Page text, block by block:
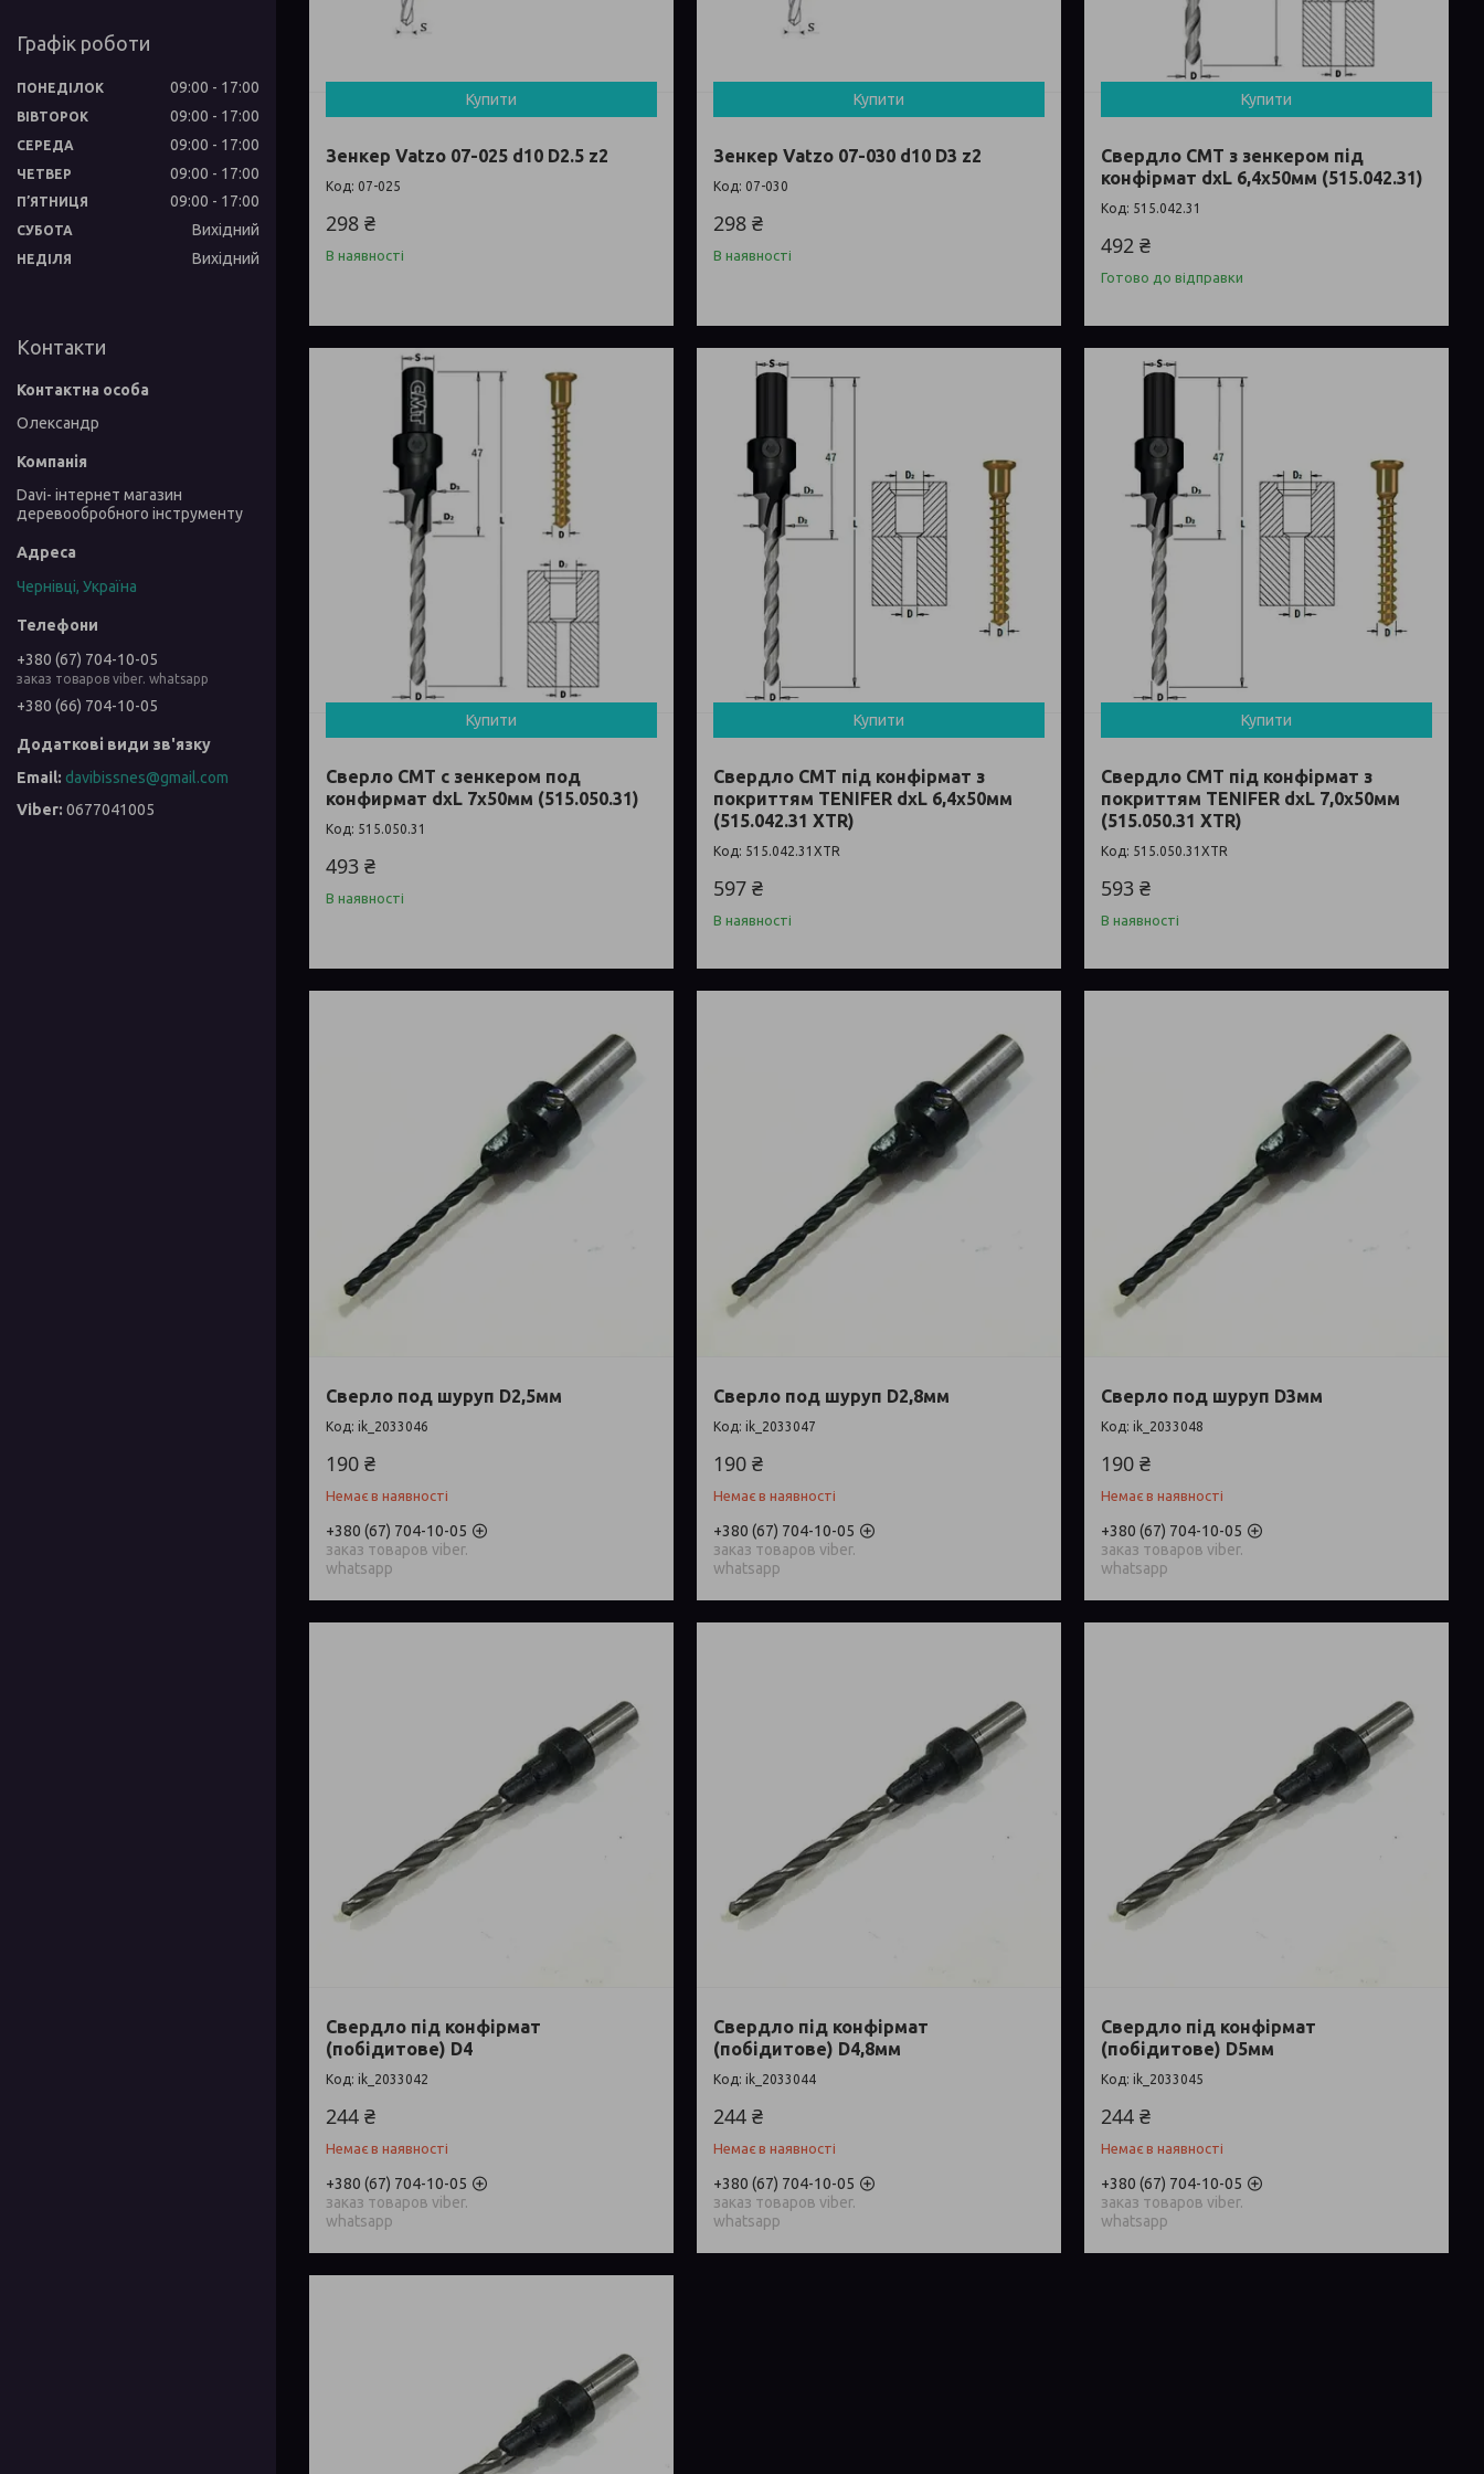
Купити
Зенкер Vatzo 07-025 d10 D2.5 z2
07-025
298 ₴
В наявності
Купити
Зенкер Vatzo 07-030 d10 D3 z2
07-030
298 ₴
В наявності
Купити
Свердло СМТ з зенкером під
конфірмат dxL 6,4х50мм (515.042.31)
515.042.31
492 ₴
Готово до відправки
Купити
Сверло СМТ с зенкером под
конфирмат dxL 7x50мм (515.050.31)
515.050.31
493 ₴
В наявності
Купити
Свердло СМТ під конфірмат з
покриттям TENIFER dxL 6,4х50мм
(515.042.31 XTR)
515.042.31XTR
597 ₴
В наявності
Купити
Свердло СМТ під конфірмат з
покриттям TENIFER dxL 7,0х50мм
(515.050.31 XTR)
515.050.31XTR
593 ₴
В наявності
Сверло под шуруп D2,5мм
ik_2033046
190 ₴
Немає в наявності
+380 (67) 704-10-05
заказ товаров viber.
whatsapp
Сверло под шуруп D2,8мм
ik_2033047
190 ₴
Немає в наявності
+380 (67) 704-10-05
заказ товаров viber.
whatsapp
Сверло под шуруп D3мм
ik_2033048
190 ₴
Немає в наявності
+380 (67) 704-10-05
заказ товаров viber.
whatsapp
Свердло під конфірмат
(побідитове) D4
ik_2033042
244 ₴
Немає в наявності
+380 (67) 704-10-05
заказ товаров viber.
whatsapp
Свердло під конфірмат
(побідитове) D4,8мм
ik_2033044
244 ₴
Немає в наявності
+380 (67) 704-10-05
заказ товаров viber.
whatsapp
Свердло під конфірмат
(побідитове) D5мм
ik_2033045
244 ₴
Немає в наявності
+380 (67) 704-10-05
заказ товаров viber.
whatsapp
Графік роботи
ПОНЕДІЛОК 09:00 17:00
ВІВТОРОК 09:00 17:00
СЕРЕДА 09:00 17:00
ЧЕТВЕР 09:00 17:00
ПʼЯТНИЦЯ 09:00 17:00
СУБОТА Вихідний
НЕДІЛЯ Вихідний
Контакти
Олександр
Davi- інтернет магазин
деревообробного інструменту
Чернівці, Україна
+380 (67) 704-10-05
заказ товаров viber. whatsapp
+380 (66) 704-10-05
davibissnes@gmail.com
0677041005